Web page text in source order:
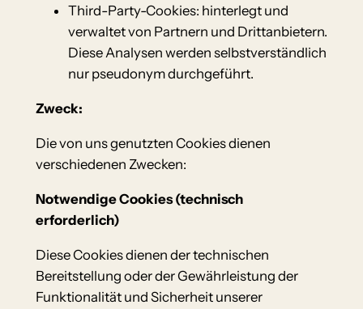
Third-Party-Cookies: hinterlegt und
verwaltet von Partnern und Drittanbietern.
Diese Analysen werden selbstverständlich
nur pseudonym durchgeführt.
Zweck:
Die von uns genutzten Cookies dienen
verschiedenen Zwecken:
Notwendige Cookies (technisch
erforderlich)
Diese Cookies dienen der technischen
Bereitstellung oder der Gewährleistung der
Funktionalität und Sicherheit unserer